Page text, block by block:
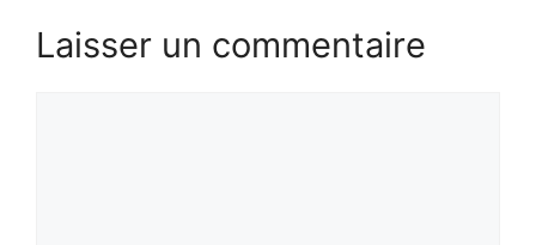
Laisser un commentaire